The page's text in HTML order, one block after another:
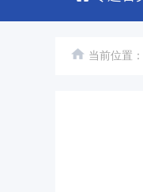
当前位置：